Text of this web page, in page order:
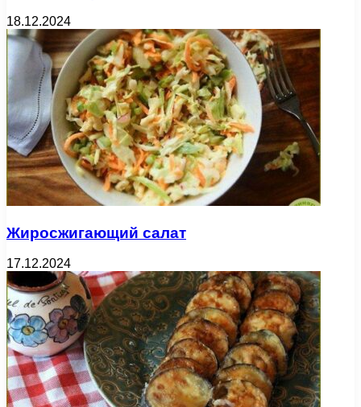
18.12.2024
Жиросжигающий салат
17.12.2024